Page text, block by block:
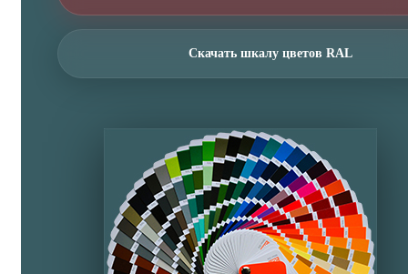
Скачать шкалу цветов RAL